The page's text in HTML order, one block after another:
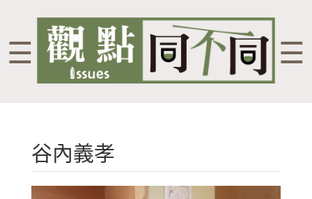
☰ ☰
谷內義孝